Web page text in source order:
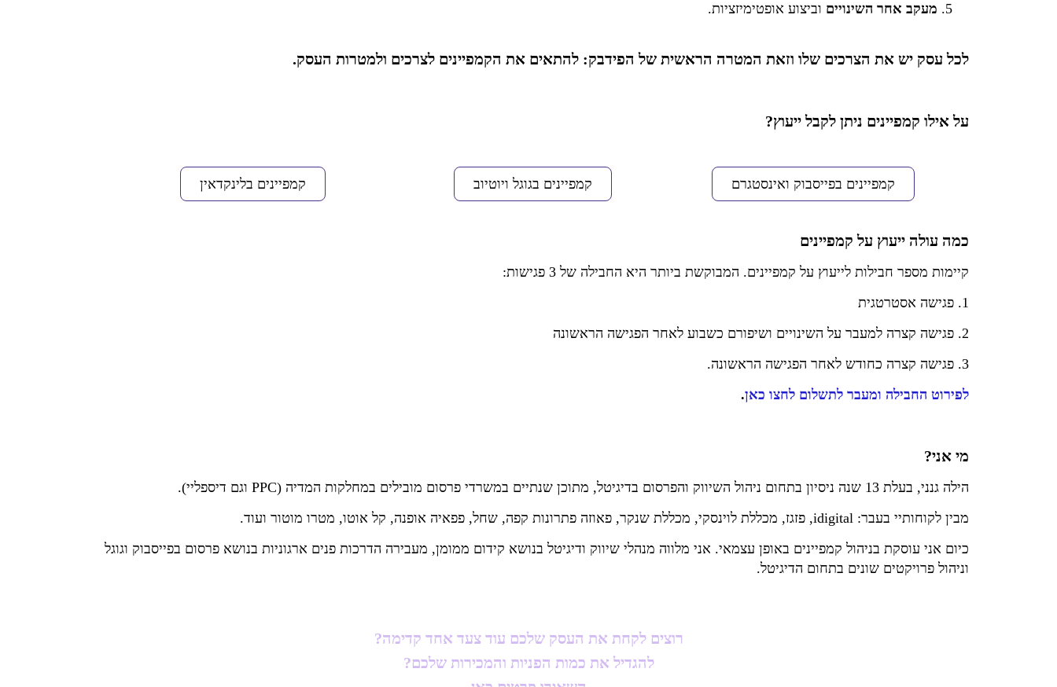
מעקב אחר השינויים וביצוע אופטימיזציות.
לכל עסק יש את הצרכים שלו וזאת המטרה הראשית של הפידבק: להתאים את הקמפיינים לצרכים ולמטרות העסק.
על אילו קמפיינים ניתן לקבל ייעוץ?
קמפיינים בפייסבוק ואינסטגרם קמפיינים בגוגל ויוטיוב קמפיינים בלינקדאין
כמה עולה ייעוץ על קמפיינים
קיימות מספר חבילות לייעוץ על קמפיינים. המבוקשת ביותר היא החבילה של 3 פגישות:
1. פגישה אסטרטגית
2. פגישה קצרה למעבר על השינויים ושיפורם כשבוע לאחר הפגישה הראשונה
3. פגישה קצרה כחודש לאחר הפגישה הראשונה.
לפירוט החבילה ומעבר לתשלום לחצו כאן.
מי אני?
הילה גנני, בעלת 13 שנה ניסיון בתחום ניהול השיווק והפרסום בדיגיטל, מתוכן שנתיים במשרדי פרסום מובילים במחלקות המדיה (PPC וגם דיספליי).
מבין לקוחותיי בעבר: idigital, פזגז, מכללת לוינסקי, מכללת שנקר, פאוזה פתרונות קפה, שחל, פפאיה אופנה, קל אוטו, מטרו מוטור ועוד.
כיום אני עוסקת בניהול קמפיינים באופן עצמאי. אני מלווה מנהלי שיווק ודיגיטל בנושא קידום ממומן, מעבירה הדרכות פנים ארגוניות בנושא פרסום בפייסבוק וגוגל
וניהול פרויקטים שונים בתחום הדיגיטל.
רוצים לקחת את העסק שלכם עוד צעד אחד קדימה?
להגדיל את כמות הפניות והמכירות שלכם?